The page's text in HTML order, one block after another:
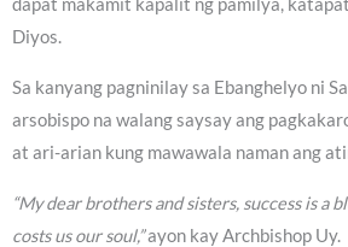
dapat makamit kapalit ng pamilya,
Diyos.
Sa kanyang pagninilay sa Ebanghelyo ni
arsobispo na walang saysay ang
at ari-arian kung mawawala naman ang
“My dear brothers and sisters, success is a
costs us our soul,”ayon kay Archbishop Uy.